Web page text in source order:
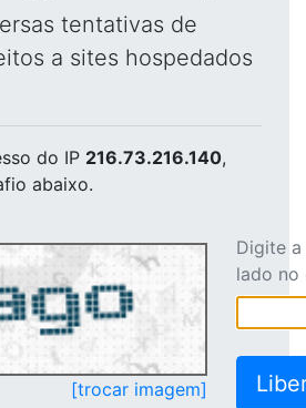
tentativas de
a sites hospedados
do IP 216.73.216.140,
abaixo.
[trocar imagem]
Digite
lado no